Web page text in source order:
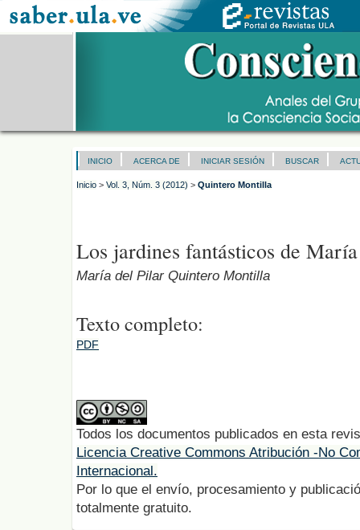
INICIO ACERCA DE INICIAR SESIÓN BUSCAR
Inicio > Vol. 3, Núm. 3 (2012) > Quintero Montilla
Los jardines fantásticos de
María del Pilar Quintero Montilla
Texto completo:
PDF
Todos los documentos publicados en esta
Licencia Creative Commons Atribución -No
Internacional.
Por lo que el envío, procesamiento y
totalmente gratuito.